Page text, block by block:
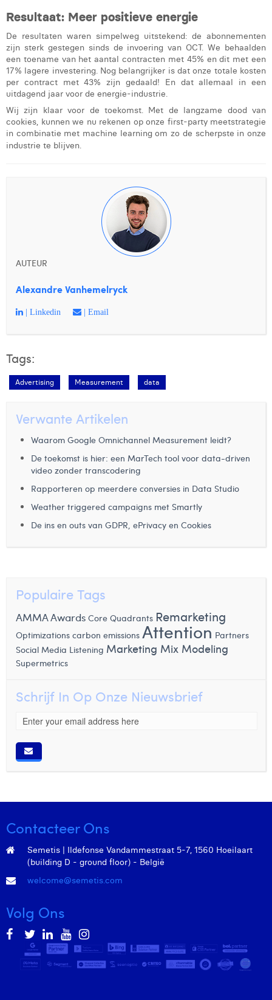
Resultaat: Meer positieve energie
De resultaten waren simpelweg uitstekend: de abonnementen
zijn sterk gestegen sinds de invoering van OCT. We behaalden
een toename van het aantal contracten met 45% en dit met een
17% lagere investering. Nog belangrijker is dat onze totale kosten
per contract met 43% zijn gedaald! En dat allemaal in een
uitdagend jaar voor de energie-industrie.
Wij zijn klaar voor de toekomst. Met de langzame dood van
cookies, kunnen we nu rekenen op onze first-party meetstrategie
in combinatie met machine learning om zo de scherpste in onze
industrie te blijven.
AUTEUR
Alexandre Vanhemelryck
| Linkedin | Email
Tags:
Advertising Measurement data
Verwante Artikelen
Waarom Google Omnichannel Measurement leidt?
De toekomst is hier: een MarTech tool voor data-driven
video zonder transcodering
Rapporteren op meerdere conversies in Data Studio
Weather triggered campaigns met Smartly
De ins en outs van GDPR, ePrivacy en Cookies
Populaire Tags
AMMA Awards Core Quadrants Remarketing
Optimizations carbon emissions Attention Partners
Social Media Listening Marketing Mix Modeling
Supermetrics
Schrijf In Op Onze Nieuwsbrief
Contacteer Ons
Semetis | Ildefonse Vandammestraat 5-7, 1560 Hoeilaart
(building D - ground floor) - België
welcome@semetis.com
Volg Ons